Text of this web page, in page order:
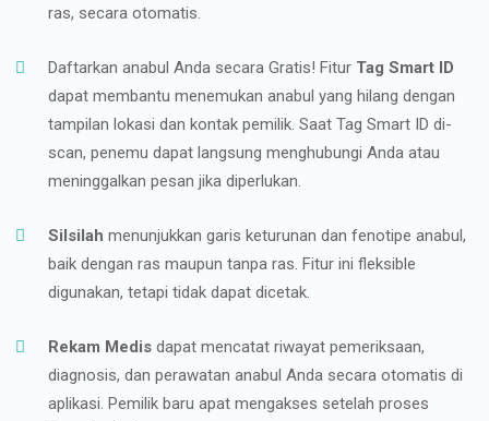
ras, secara otomatis.
Daftarkan anabul Anda secara Gratis! Fitur Tag Smart ID
dapat membantu menemukan anabul yang hilang dengan
tampilan lokasi dan kontak pemilik. Saat Tag Smart ID di-
scan, penemu dapat langsung menghubungi Anda atau
meninggalkan pesan jika diperlukan.
Silsilah menunjukkan garis keturunan dan fenotipe anabul,
baik dengan ras maupun tanpa ras. Fitur ini fleksible
digunakan, tetapi tidak dapat dicetak.
Rekam Medis dapat mencatat riwayat pemeriksaan,
diagnosis, dan perawatan anabul Anda secara otomatis di
aplikasi. Pemilik baru apat mengakses setelah proses